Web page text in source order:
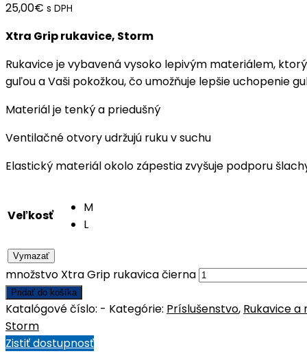
25,00€ s DPH
Xtra Grip rukavice, Storm
Rukavice je vybavená vysoko lepivým materiálem,
guľou a Vaši pokožkou, čo umožňuje lepšie uchopenie
Materiál je tenký a priedušný
Ventilačné otvory udržujú ruku v suchu
Elastický materiál okolo zápestia zvyšuje podporu
Veľkosť
M
L
Vymazať
množstvo Xtra Grip rukavica čierna
Pridať do košíka
Katalógové číslo: - Kategórie: Príslušenstvo, Rukavice a
Storm
Zistiť dostupnosť